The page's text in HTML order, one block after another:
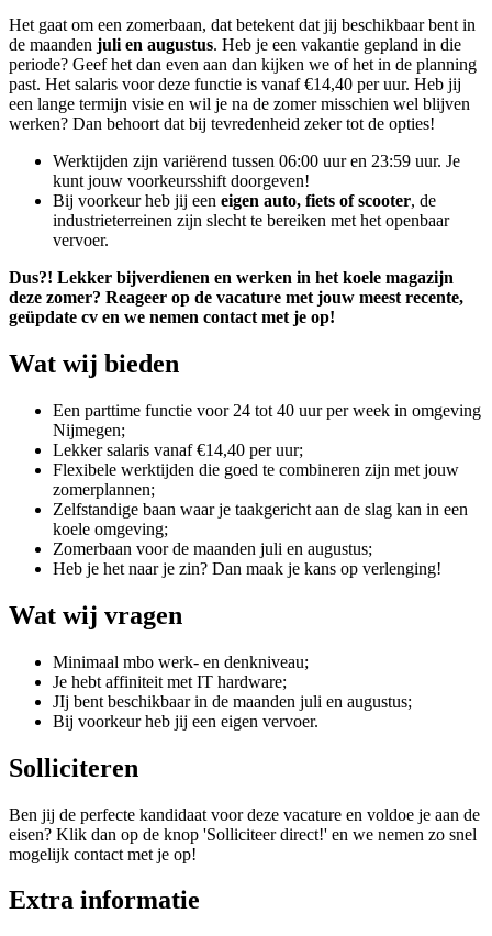
Het gaat om een zomerbaan, dat betekent dat jij beschikbaar bent in
de maanden juli en augustus. Heb je een vakantie gepland in die
periode? Geef het dan even aan dan kijken we of het in de planning
past. Het salaris voor deze functie is vanaf €14,40 per uur. Heb jij
een lange termijn visie en wil je na de zomer misschien wel blijven
werken? Dan behoort dat bij tevredenheid zeker tot de opties!
Werktijden zijn variërend tussen 06:00 uur en 23:59 uur. Je
kunt jouw voorkeursshift doorgeven!
Bij voorkeur heb jij een eigen auto, fiets of scooter, de
industrieterreinen zijn slecht te bereiken met het openbaar
vervoer.
Dus?! Lekker bijverdienen en werken in het koele magazijn
deze zomer? Reageer op de vacature met jouw meest recente,
geüpdate cv en we nemen contact met je op!
Wat wij bieden
Een parttime functie voor 24 tot 40 uur per week in omgeving
Nijmegen;
Lekker salaris vanaf €14,40 per uur;
Flexibele werktijden die goed te combineren zijn met jouw
zomerplannen;
Zelfstandige baan waar je taakgericht aan de slag kan in een
koele omgeving;
Zomerbaan voor de maanden juli en augustus;
Heb je het naar je zin? Dan maak je kans op verlenging!
Wat wij vragen
Minimaal mbo werk- en denkniveau;
Je hebt affiniteit met IT hardware;
JIj bent beschikbaar in de maanden juli en augustus;
Bij voorkeur heb jij een eigen vervoer.
Solliciteren
Ben jij de perfecte kandidaat voor deze vacature en voldoe je aan de
eisen? Klik dan op de knop 'Solliciteer direct!' en we nemen zo snel
mogelijk contact met je op!
Extra informatie